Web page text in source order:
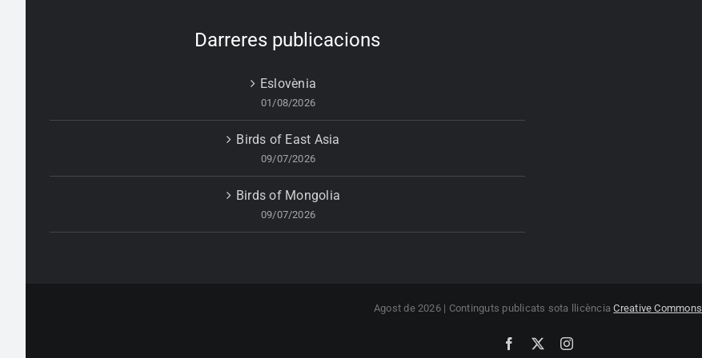
Darreres publicacions
Eslovènia
01/08/2026
Birds of East Asia
09/07/2026
Birds of Mongolia
09/07/2026
Agost de 2026 | Continguts publicats sota llicènciaCreative Commons
Facebook Instagram